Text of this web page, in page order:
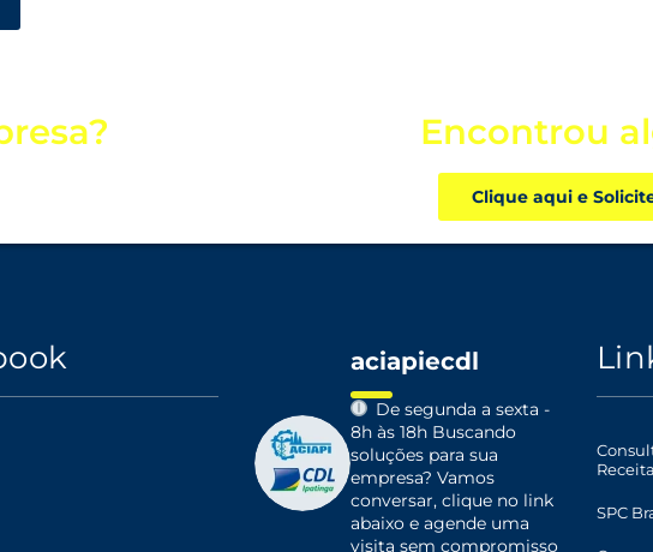
Encontrou
Clique aqui e
aciapiecdl
De segunda a sexta -
8h às 18h Buscando
soluções para sua
empresa? Vamos
conversar, clique no link
abaixo e agende uma
visita sem compromisso
SPC